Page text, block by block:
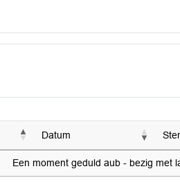
Datum
Een moment geduld aub - bezig met